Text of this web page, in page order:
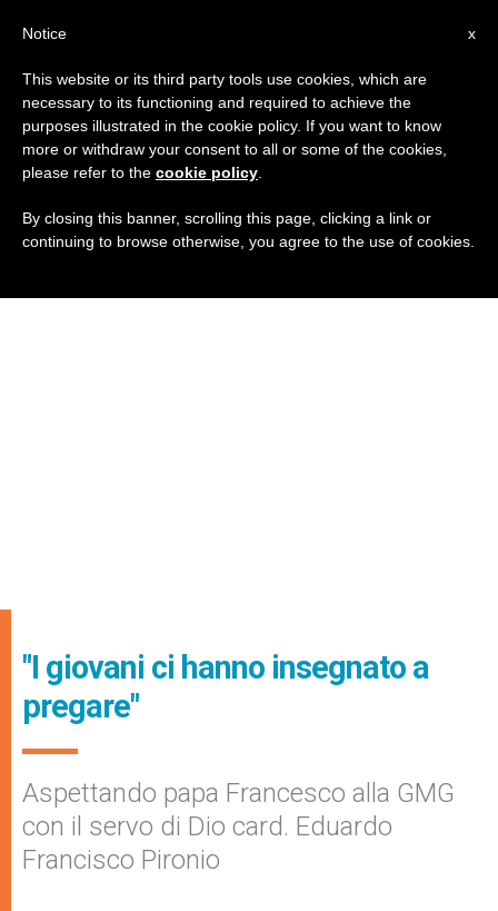
"I giovani ci hanno insegnato a
pregare"
Aspettando papa Francesco alla GMG
con il servo di Dio card. Eduardo
Francisco Pironio
x
Notice
This website or its third party tools use cookies, which are
necessary to its functioning and required to achieve the
purposes illustrated in the cookie policy. If you want to know
more or withdraw your consent to all or some of the cookies,
please refer to the cookie policy
By closing this banner, scrolling this page, clicking a link or
continuing to browse otherwise, you agree to the use of cookies.